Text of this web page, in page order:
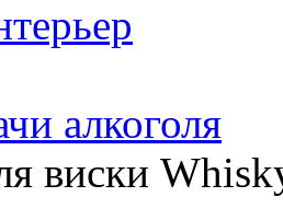
алкоголя
виски